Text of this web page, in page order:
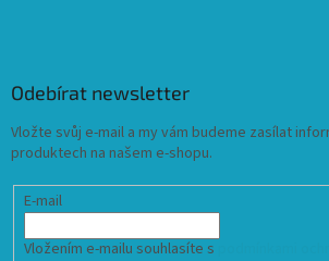
Odebírat newsletter
Vložte svůj e-mail a my vám budeme zasílat
produktech na našem e-shopu.
E-mail
Vložením e-mailu souhlasíte s